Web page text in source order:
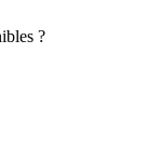
?